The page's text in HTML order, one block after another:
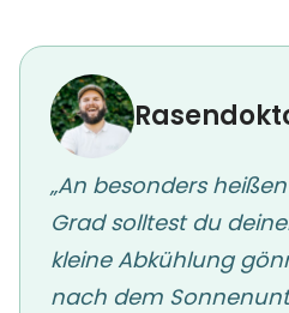
„An besonders
Grad solltest du
kleine Abkühlung
nach dem